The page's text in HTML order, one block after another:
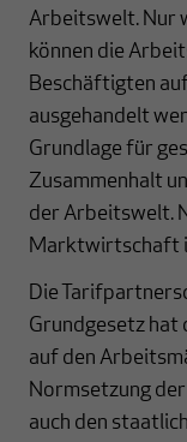
Arbeitswelt. Nur
können die
Beschäftigten
ausgehandelt
Grundlage für
Zusammenhalt
der Arbeitswelt.
Marktwirtschaft
Die
Grundgesetz hat
auf den
Normsetzung
auch den